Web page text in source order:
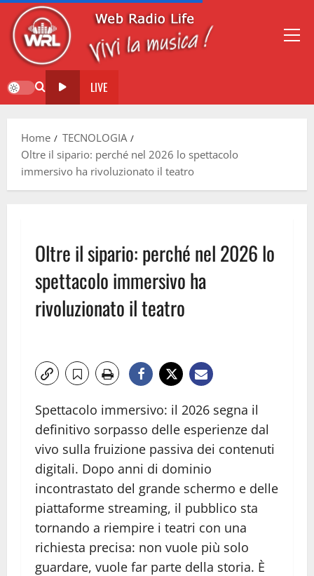
LIVE
Home
TECNOLOGIA
Oltre il sipario: perché nel 2026 lo spettacolo
immersivo ha rivoluzionato il teatro
Oltre il sipario: perché nel 2026 lo
spettacolo immersivo ha
rivoluzionato il teatro
Spettacolo immersivo: il 2026 segna il
definitivo sorpasso delle esperienze dal
vivo sulla fruizione passiva dei contenuti
digitali. Dopo anni di dominio
incontrastato del grande schermo e delle
piattaforme streaming, il pubblico sta
tornando a riempire i teatri con una
richiesta precisa: non vuole più solo
guardare, vuole far parte della storia. È